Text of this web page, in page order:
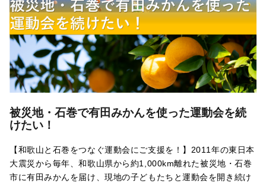
被災地・石巻で有田みかんを使った運動会を続
けたい！
【和歌山と石巻をつなぐ運動会にご支援を！】2011年の東日本
大震災から毎年、和歌山県から約1,000km離れた被災地・石巻
市に有田みかんを届け、現地の子どもたちと運動会を開き続け